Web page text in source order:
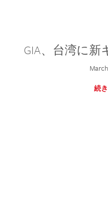
GIA、台湾に
続